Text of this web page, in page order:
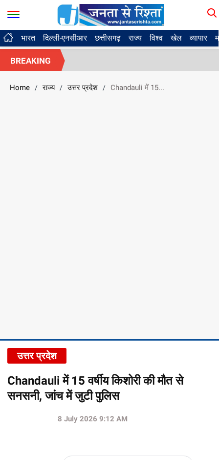
भारत दिल्ली-एनसीआर छत्तीसगढ़ राज्य विश्व खेल व्यापार
BREAKING
Home / राज्य / उत्तर प्रदेश / Chandauli में 15...
उत्तर प्रदेश
Chandauli में 15 वर्षीय किशोरी की मौत से
सनसनी, जांच में जुटी पुलिस
8 July 2026 9:12 AM